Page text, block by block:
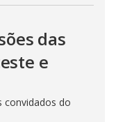
das
e
convidados do